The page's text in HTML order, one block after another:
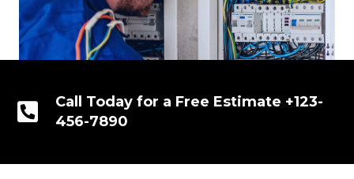
Call Today for a Free Estimate +123-
456-7890